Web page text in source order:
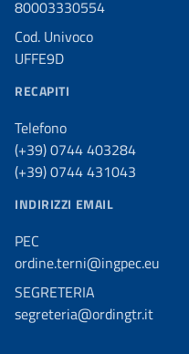
80003330554
Cod. Univoco
UFFE9D
RECAPITI
Telefono
(+39) 0744 403284
(+39) 0744 431043
INDIRIZZI EMAIL
PEC
ordine.terni@ingpec.eu
SEGRETERIA
segreteria@ordingtr.it